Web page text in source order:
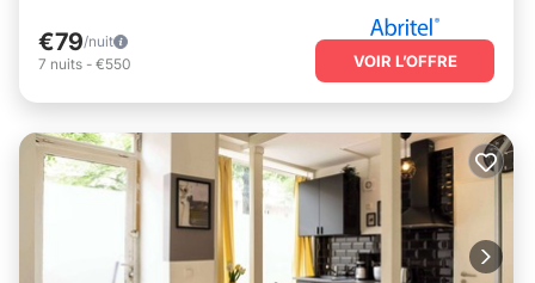
€79/nuit
7 nuits - €550 VOIR L’OFFRE